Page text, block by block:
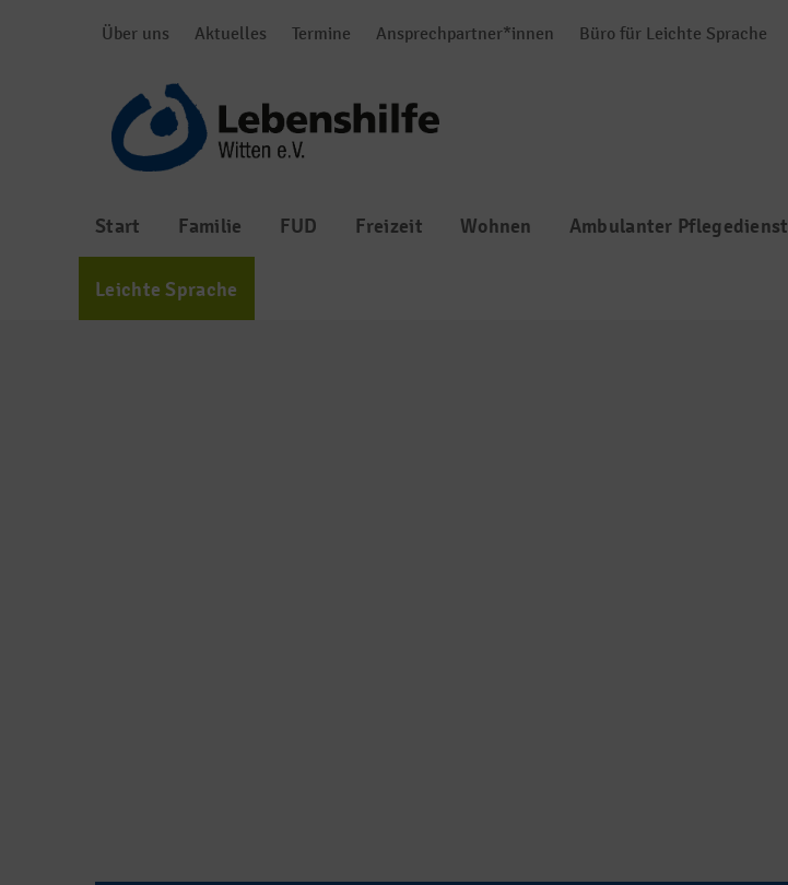
Über uns Aktuelles Termine Ansprechpartner*innen Büro für Leichte Sprache
Start Familie FUD Freizeit Wohnen Ambulanter Pflegedienst
Leichte Sprache